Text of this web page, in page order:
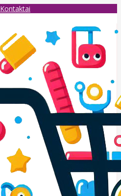
Kontaktai